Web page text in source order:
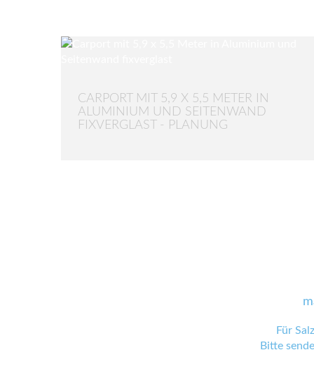
CARPORT MIT 5,9 X 5,5 METER IN
ALUMINIUM UND SEITENWAND
FIXVERGLAST - PLANUNG
Für
Bitte